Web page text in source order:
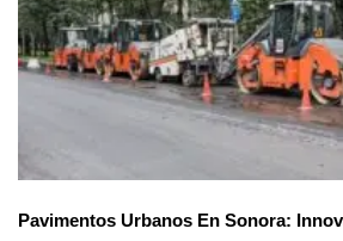
Pavimentos Urbanos En Sonora: